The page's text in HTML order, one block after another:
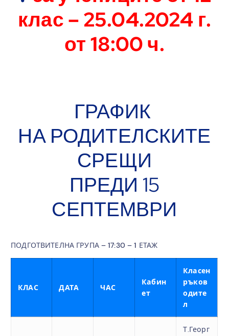
клас – 25.04.2024 г.
от 18:00 ч.
ГРАФИК
НА РОДИТЕЛСКИТЕ
СРЕЩИ
ПРЕДИ 15
СЕПТЕМВРИ
ПОДГОТВИТЕЛНА ГРУПА – 17:30 – 1 ЕТАЖ
КЛАС ДАТА ЧАС
Кабин
ет
Класен
ръков
одите
л
Т.Георг